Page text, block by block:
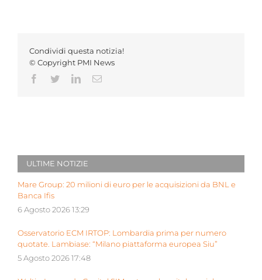
Condividi questa notizia!
© Copyright PMI News
Facebook
TwitterLinkedInEmail
ULTIME NOTIZIE
Mare Group: 20 milioni di euro per le acquisizioni da BNL e
Banca Ifis
6 Agosto 2026 13:29
Osservatorio ECM IRTOP: Lombardia prima per numero
quotate. Lambiase: “Milano piattaforma europea Siu”
5 Agosto 2026 17:48